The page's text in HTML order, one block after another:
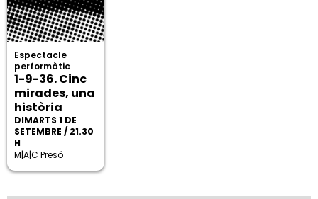
Espectacle
performàtic
1-9-36. Cinc
mirades, una
història
DIMARTS 1 DE
SETEMBRE / 21.30
H
M|A|C Presó